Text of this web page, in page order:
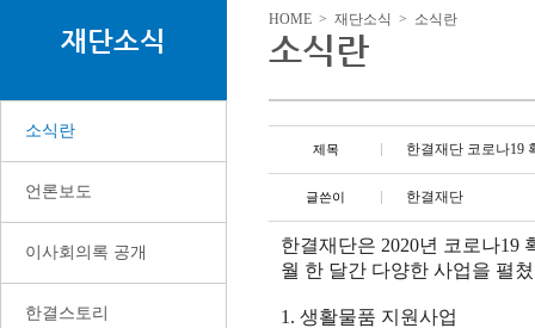
재단소식
소식란
언론보도
이사회의록 공개
한결스토리
HOME > 재단소식 > 소식란
소식란
제목 한결재단 코로나19
글쓴이 한결재단
한결재단은 2020년 코로나19
월 한 달간 다양한 사업을 펼
1. 생활물품 지원사업